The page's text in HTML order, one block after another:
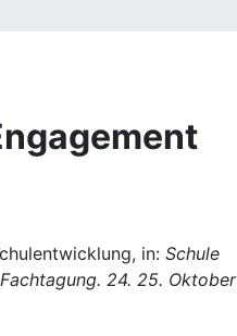
in: Schule
24. 25. Oktober